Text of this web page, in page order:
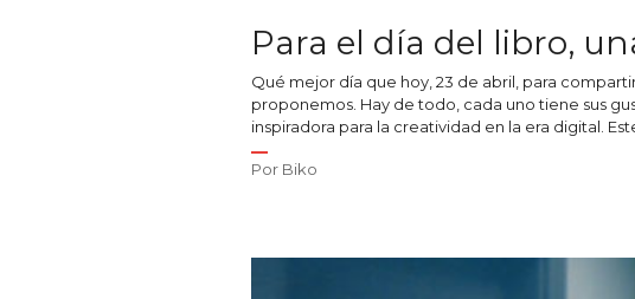
Para el día del libro,
Qué mejor día que hoy, 23 de abril, para
proponemos. Hay de todo, cada uno tiene sus
inspiradora para la creatividad en la era digital.
Por Biko